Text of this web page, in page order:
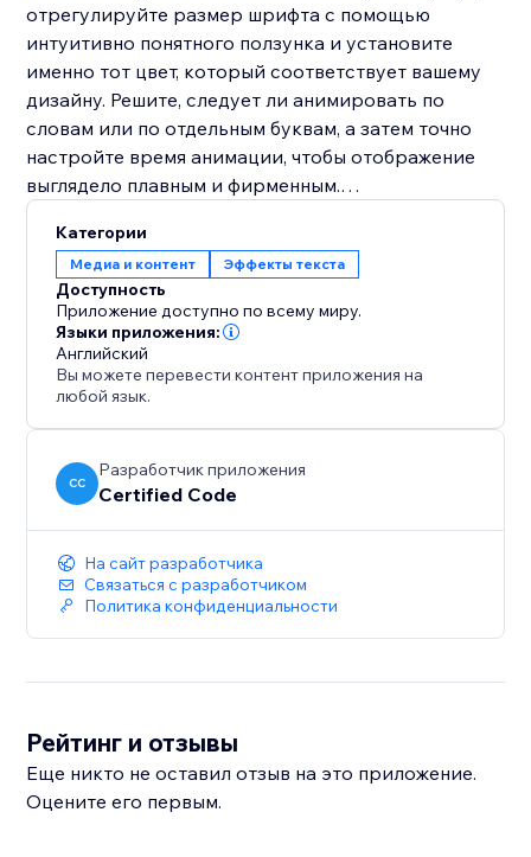
отрегулируйте размер шрифта с помощью
интуитивно понятного ползунка и установите
именно тот цвет, который соответствует вашему
дизайну. Решите, следует ли анимировать по
словам или по отдельным буквам, а затем точно
настройте время анимации, чтобы отображение
выглядело плавным и фирменным.
читаемости и добавления движения, что делает его
отличным выбором, если вы хотите, чтобы ваша
типографика выделялась, не перегружая
остальную часть страницы. Используйте его,
чтобы выделить запуски, ввести слоганы или
просто придать вашему сайту более изысканное и
Категории
Медиа и контент Эффекты текста
Доступность
Приложение доступно по всему миру.
Языки приложения:
Английский
Вы можете перевести контент приложения на
любой язык.
CC
Разработчик приложения
Certified Code
На сайт разработчика
Связаться с разработчиком
Политика конфиденциальности
Рейтинг и отзывы
Еще никто не оставил отзыв на это приложение.
Оцените его первым.